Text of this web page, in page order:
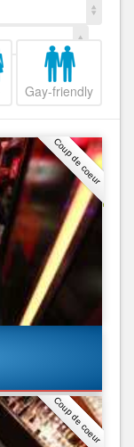
Gay-friendly
Coup de coeur
Coup de coeur